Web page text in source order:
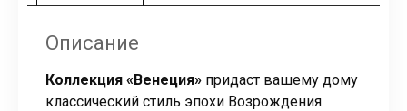
Описание
Коллекция «Венеция» придаст вашему дому
классический стиль эпохи Возрождения.